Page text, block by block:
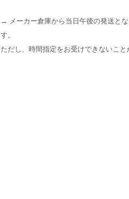
→ メーカー倉庫から当日午後の発送と
す。
ただし、時間指定をお受けできないこ